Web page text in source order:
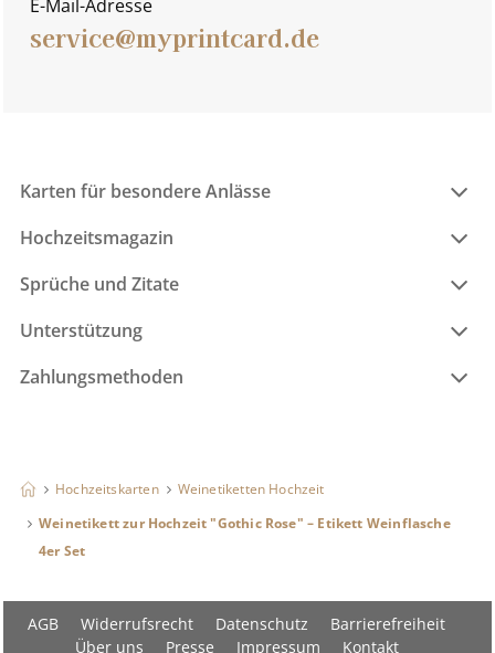
E-Mail-Adresse
service@myprintcard.de
Karten für besondere Anlässe
Hochzeitsmagazin
Sprüche und Zitate
Unterstützung
Zahlungsmethoden
Hochzeitskarten
Weinetiketten Hochzeit
Weinetikett zur Hochzeit "Gothic Rose" – Etikett Weinflasche
4er Set
AGB Widerrufsrecht Datenschutz
Barrierefreiheit
Über uns
Presse Impressum Kontakt